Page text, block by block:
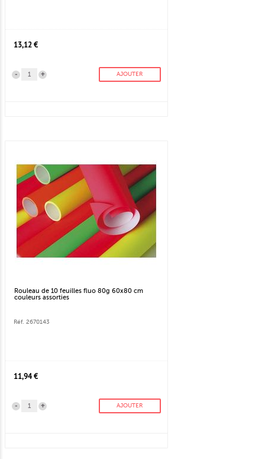
13,12 €
+
- AJOUTER
Rouleau de 10 feuilles fluo 80g 60x80 cm
couleurs assorties
Réf. 2670143
11,94 €
+
- AJOUTER